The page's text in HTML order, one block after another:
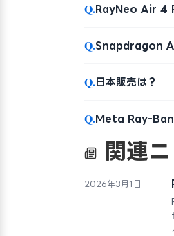
Q.RayNeo Air 4
Q.Snapdragon
Q.日本販売は？
Q.Meta Ray-Ban
関連
2026年3月1日